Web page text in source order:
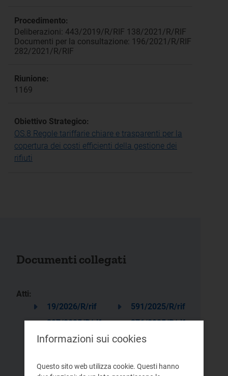
Procedimento:
Deliberazioni: 443/2019/R/RIF 138/2021/R/RIF
Documenti per la consultazione: 196/2021/R/RIF
282/2021/R/RIF
Riunione:
1169
Obiettivo Strategico:
OS.8 Regole tariffarie chiare e trasparenti per la
copertura dei costi efficienti della gestione dei
rifiuti
Documenti collegati
Atti:
19/2026/R/rif
591/2025/R/rif
397/2025/R/rif
376/2025/R/rif
352/2025/R/rif
194/2025/R/rif
41/2025/R/rif
13/2025/R/rif
Informazioni sui cookies
Questo sito web utilizza cookie. Questi hanno